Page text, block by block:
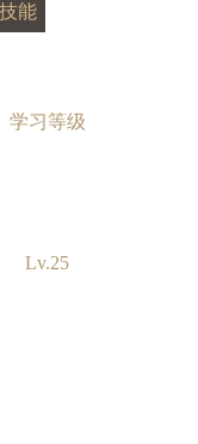
能
学习等级
Lv.25